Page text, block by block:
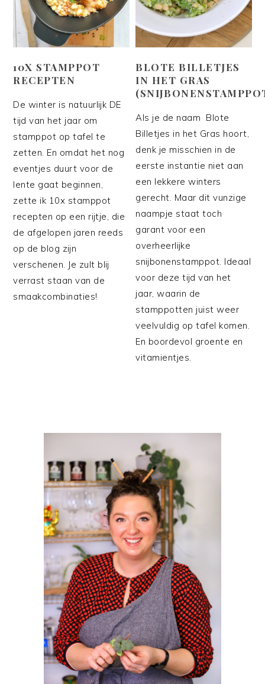
10X STAMPPOT
RECEPTEN
De winter is natuurlijk DE
tijd van het jaar om
stamppot op tafel te
zetten. En omdat het nog
eventjes duurt voor de
lente gaat beginnen,
zette ik 10x stamppot
recepten op een rijtje, die
de afgelopen jaren reeds
op de blog zijn
verschenen. Je zult blij
verrast staan van de
smaakcombinaties!
BLOTE BILLETJES
IN HET GRAS
Als je de naam Blote
Billetjes in het Gras hoort,
denk je misschien in de
eerste instantie niet aan
een lekkere winters
gerecht. Maar dit vunzige
naampje staat toch
garant voor een
overheerlijke
snijbonenstamppot. Ideaal
voor deze tijd van het
jaar, waarin de
stamppotten juist weer
veelvuldig op tafel komen.
En boordevol groente en
vitamientjes.